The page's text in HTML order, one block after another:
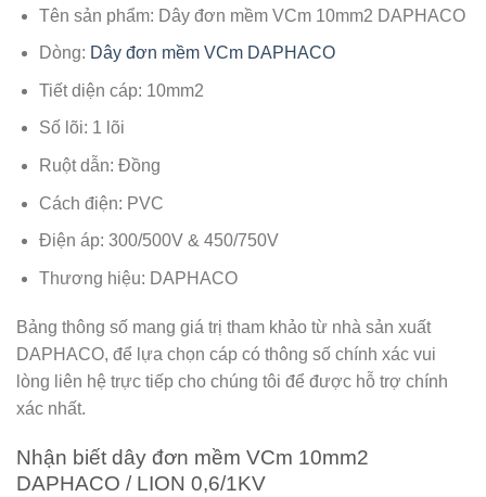
Tên sản phẩm: Dây đơn mềm VCm 10mm2 DAPHACO
Dòng: Dây đơn mềm VCm DAPHACO
Tiết diện cáp: 10mm2
Số lõi: 1 lõi
Ruột dẫn: Đồng
Cách điện: PVC
Điện áp: 300/500V & 450/750V
Thương hiệu: DAPHACO
Bảng thông số mang giá trị tham khảo từ nhà sản xuất
DAPHACO, để lựa chọn cáp có thông số chính xác vui
lòng liên hệ trực tiếp cho chúng tôi để được hỗ trợ chính
xác nhất.
Nhận biết dây đơn mềm VCm 10mm2
DAPHACO / LION 0,6/1KV